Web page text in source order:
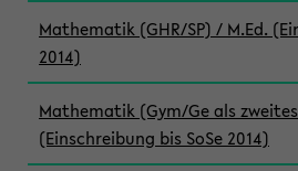
Mathematik (GHR/SP) / M.Ed.
2014)
Mathematik (Gym/Ge als
(Einschreibung bis SoSe 2014)